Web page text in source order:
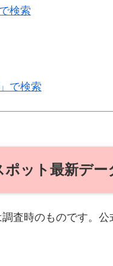
検索
で検索
ポット最新デー
査時のものです。